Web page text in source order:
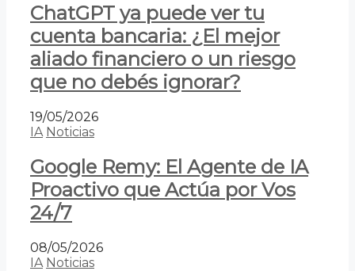
ChatGPT ya puede ver tu
cuenta bancaria: ¿El mejor
aliado financiero o un riesgo
que no debés ignorar?
19/05/2026
IA Noticias
Google Remy: El Agente de IA
Proactivo que Actúa por Vos
24/7
08/05/2026
IA Noticias